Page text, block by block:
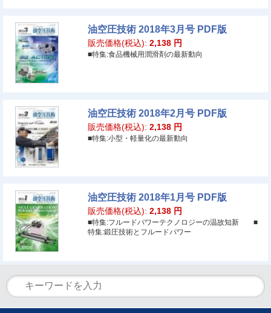
油空圧技術 2018年3月号 PDF版
販売価格(税込): 2,138 円
■特集:食品機械用潤滑剤の最新動向
油空圧技術 2018年2月号 PDF版
販売価格(税込): 2,138 円
■特集:小型・軽量化の最新動向
油空圧技術 2018年1月号 PDF版
販売価格(税込): 2,138 円
■特集:フルードパワーテクノロジーの温故知新 ■
特集:鍛圧技術とフルードパワー